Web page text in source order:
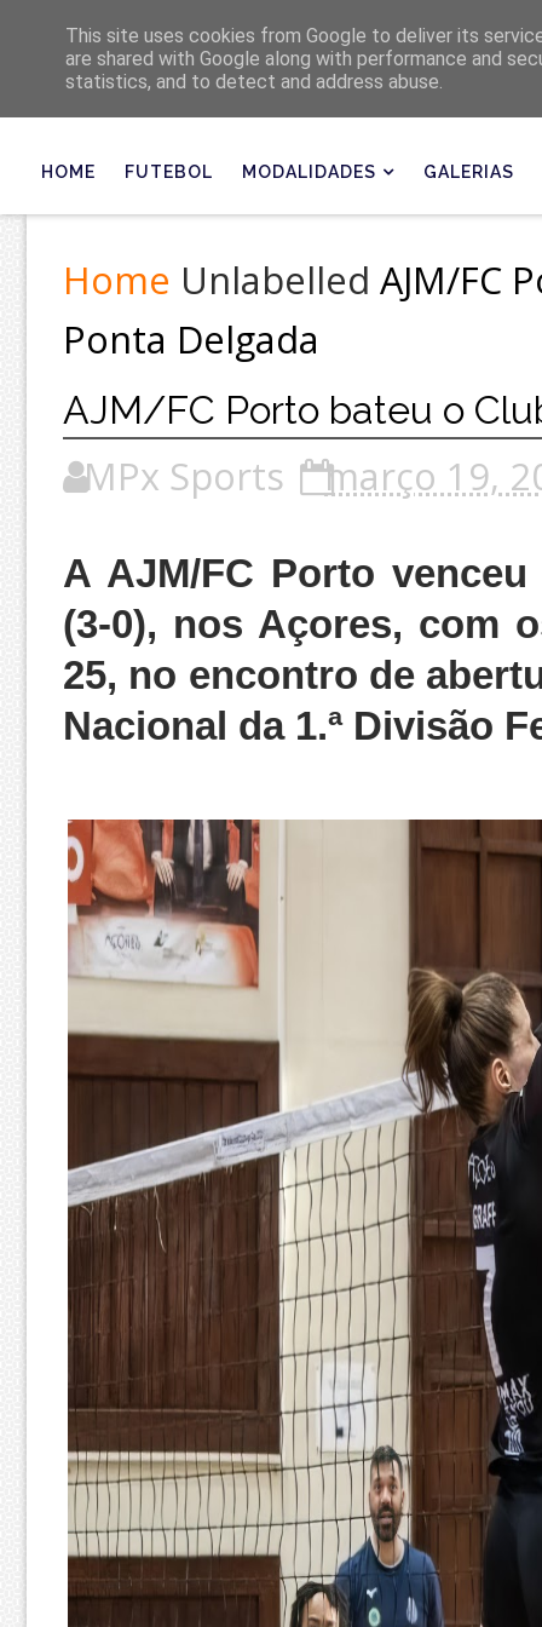
Últimas
HOME FUTEBOL MODALIDADES GALERIAS
Home Unlabelled AJM/FC
Ponta Delgada
AJM/FC Porto bateu o
MPx Sports março 19,
A AJM/FC Porto
(3-0), nos Açores, com
25, no encontro de
Nacional da 1.ª Divisão
This site uses cookies from Google to deliver its
are shared with Google along with performance and
statistics, and to detect and address abuse.